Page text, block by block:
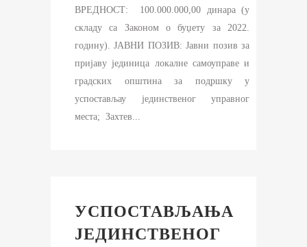
ВРЕДНОСТ: 100.000.000,00 динара (у
складу са Законом о буџету за 2022.
годину). ЈАВНИ ПОЗИВ: Јавни позив за
пријаву јединица локалне самоуправе и
градских општина за подршку у
успостављау јединственог управног
места; Захтев...
УСПОСТАВЉАЊА
ЈЕДИНСТВЕНОГ